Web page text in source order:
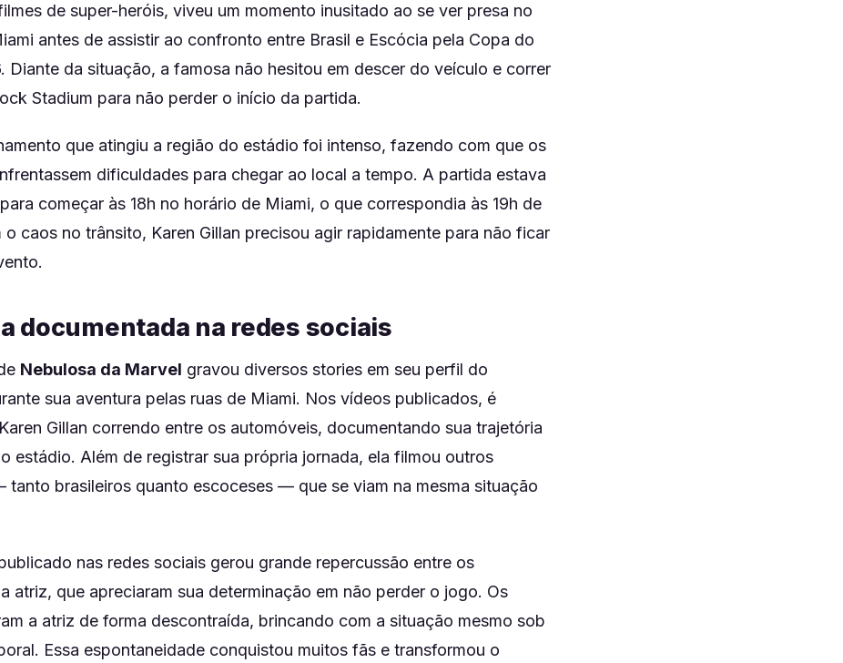
de super-heróis, viveu um momento inusitado ao se ver presa no
antes de assistir ao confronto entre Brasil e Escócia pela Copa do
Diante da situação, a famosa não hesitou em descer do veículo e correr
Stadium para não perder o início da partida.
que atingiu a região do estádio foi intenso, fazendo com que os
dificuldades para chegar ao local a tempo. A partida estava
começar às 18h no horário de Miami, o que correspondia às 19h de
o caos no trânsito, Karen Gillan precisou agir rapidamente para não ficar
documentada na redes sociais
Nebulosa da Marvel gravou diversos stories em seu perfil do
sua aventura pelas ruas de Miami. Nos vídeos publicados, é
Gillan correndo entre os automóveis, documentando sua trajetória
estádio. Além de registrar sua própria jornada, ela filmou outros
brasileiros quanto escoceses — que se viam na mesma situação
nas redes sociais gerou grande repercussão entre os
atriz, que apreciaram sua determinação em não perder o jogo. Os
a atriz de forma descontraída, brincando com a situação mesmo sob
Essa espontaneidade conquistou muitos fãs e transformou o